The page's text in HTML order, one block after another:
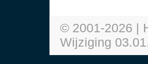
© 2001-2026 |
Wijziging